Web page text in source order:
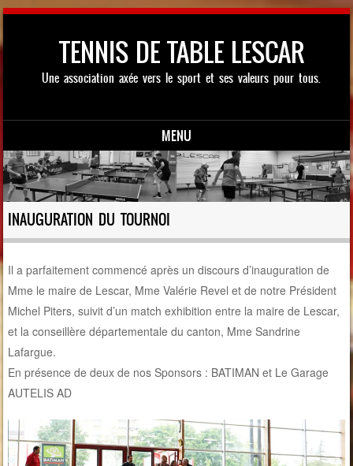
TENNIS DE TABLE LESCAR
Une association axée vers le sport et ses valeurs pour tous.
MENU
Skip to content
INAUGURATION DU TOURNOI
Il a parfaitement commencé après un discours d’inauguration de
Mme le maire de Lescar, Mme Valérie Revel et de notre Président
Michel Piters, suivit d’un match exhibition entre la maire de Lescar,
et la conseillère départementale du canton, Mme Sandrine
Lafargue.
En présence de deux de nos Sponsors : BATIMAN et Le Garage
AUTELIS AD